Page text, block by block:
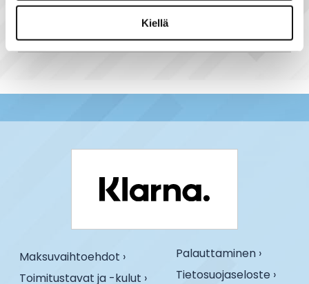
Kiellä
alk.25,00 €
Maksuvaihtoehdot ›
Toimitustavat ja -kulut ›
Palauttaminen ›
Tietosuojaseloste ›